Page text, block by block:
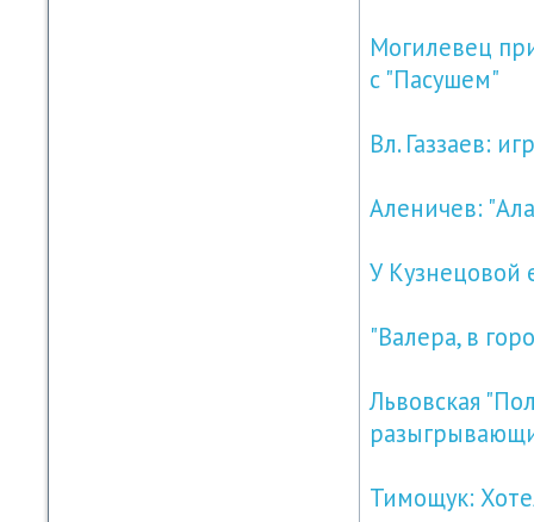
Могилевец
с "Пасушем"
Вл. Газзаев:
Аленичев:
У Кузнецовой
"Валера, в
Львовская
Тимощук: